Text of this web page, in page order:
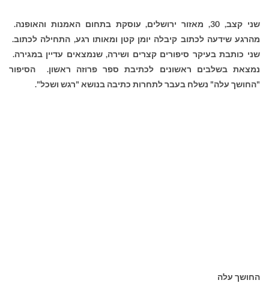
שני קצב, 30, מאזור ירושלים, עוסקת בתחום האמנות והאופנה.
מהרגע שידעה לכתוב קיבלה יומן קטן ומאותו רגע, התחילה לכתוב.
שני כותבת בעיקר סיפורים קצרים ושירה, שנמצאים עדיין במגירה.
נמצאת בשלבים ראשונים לכתיבת ספר פרוזה ראשון. הסיפור
"החושך עלה" נשלח בעבר לתחרות כתיבה בנושא "רגש ושכל".
החושך עלה